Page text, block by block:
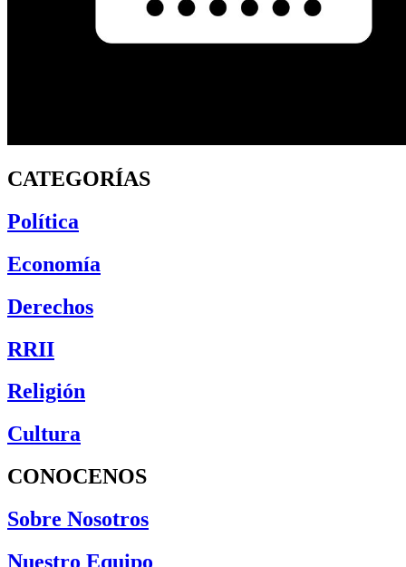
CATEGORÍAS
Política
Economía
Derechos
RRII
Religión
Cultura
CONOCENOS
Sobre Nosotros
Nuestro Equipo